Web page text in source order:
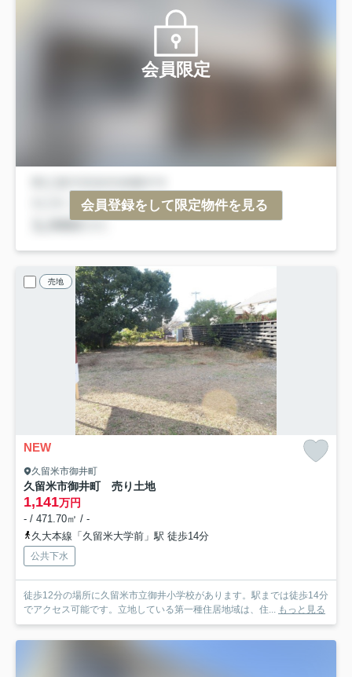
会員限定
会員登録をして限定物件を見る
売地
NEW
久留米市御井町
久留米市御井町 売り土地
1,141万円
- / 471.70㎡ / -
久大本線「久留米大学前」駅 徒歩14分
公共下水
徒歩12分の場所に久留米市立御井小学校があります。駅までは徒歩14分
でアクセス可能です。立地している第一種住居地域は、住... もっと見る